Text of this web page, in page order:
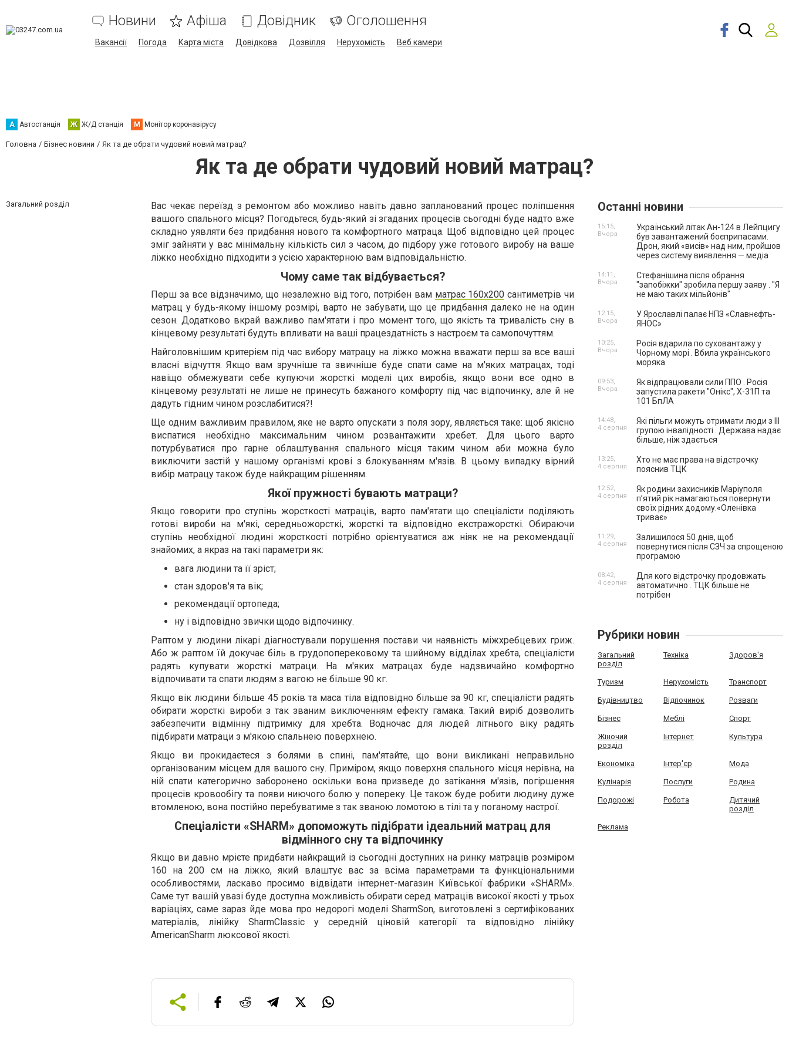
Новини Афіша Довідник Оголошення
Вакансії Погода Карта міста Довідкова Дозвілля Нерухомість Веб камери
А Автостанція Ж Ж/Д станція М Монітор коронавірусу
Головна Бізнес новини Як та де обрати чудовий новий матрац?
Як та де обрати чудовий новий матрац?
Загальний розділ
Вас чекає переїзд з ремонтом або можливо навіть давно запланований процес поліпшення
вашого спального місця? Погодьтеся, будь-який зі згаданих процесів сьогодні буде надто вже
складно уявляти без придбання нового та комфортного матраца. Щоб відповідно цей процес
зміг зайняти у вас мінімальну кількість сил з часом, до підбору уже готового виробу на ваше
ліжко необхідно підходити з усією характерною вам відповідальністю.
Чому саме так відбувається?
Перш за все відзначимо, що незалежно від того, потрібен вам матрас 160х200 сантиметрів чи
матрац у будь-якому іншому розмірі, варто не забувати, що це придбання далеко не на один
сезон. Додатково вкрай важливо пам'ятати і про момент того, що якість та тривалість сну в
кінцевому результаті будуть впливати на ваші працездатність з настроєм та самопочуттям.
Найголовнішим критерієм під час вибору матрацу на ліжко можна вважати перш за все ваші
власні відчуття. Якщо вам зручніше та звичніше буде спати саме на м'яких матрацах, тоді
навіщо обмежувати себе купуючи жорсткі моделі цих виробів, якщо вони все одно в
кінцевому результаті не лише не принесуть бажаного комфорту під час відпочинку, але й не
дадуть гідним чином розслабитися?!
Ще одним важливим правилом, яке не варто опускати з поля зору, являється таке: щоб якісно
виспатися необхідно максимальним чином розвантажити хребет. Для цього варто
потурбуватися про гарне облаштування спального місця таким чином аби можна було
виключити застій у нашому організмі крові з блокуванням м'язів. В цьому випадку вірний
вибір матрацу також буде найкращим рішенням.
Якої пружності бувають матраци?
Якщо говорити про ступінь жорсткості матраців, варто пам'ятати що спеціалісти поділяють
готові вироби на м'які, середньожорсткі, жорсткі та відповідно екстражорсткі. Обираючи
ступінь необхідної людині жорсткості потрібно орієнтуватися аж ніяк не на рекомендації
знайомих, а якраз на такі параметри як:
вага людини та її зріст;
стан здоров'я та вік;
рекомендації ортопеда;
ну і відповідно звички щодо відпочинку.
Раптом у людини лікарі діагностували порушення постави чи наявність міжхребцевих гриж.
Або ж раптом їй докучає біль в грудопоперековому та шийному відділах хребта, спеціалісти
радять купувати жорсткі матраци. На м'яких матрацах буде надзвичайно комфортно
відпочивати та спати людям з вагою не більше 90 кг.
Якщо вік людини більше 45 років та маса тіла відповідно більше за 90 кг, спеціалісти радять
обирати жорсткі вироби з так званим виключенням ефекту гамака. Такий виріб дозволить
забезпечити відмінну підтримку для хребта. Водночас для людей літнього віку радять
підбирати матраци з м'якою спальнею поверхнею.
Якщо ви прокидаєтеся з болями в спині, пам'ятайте, що вони викликані неправильно
організованим місцем для вашого сну. Приміром, якщо поверхня спального місця нерівна, на
ній спати категорично заборонено оскільки вона призведе до затікання м'язів, погіршення
процесів кровообігу та появи ниючого болю у попереку. Це також буде робити людину дуже
втомленою, вона постійно перебуватиме з так званою ломотою в тілі та у поганому настрої.
Спеціалісти «SHARM» допоможуть підібрати ідеальний матрац для
відмінного сну та відпочинку
Якщо ви давно мрієте придбати найкращий із сьогодні доступних на ринку матраців розміром
160 на 200 см на ліжко, який влаштує вас за всіма параметрами та функціональними
особливостями, ласкаво просимо відвідати інтернет-магазин Київської фабрики «SHARM».
Саме тут вашій увазі буде доступна можливість обирати серед матраців високої якості у трьох
варіаціях, саме зараз йде мова про недорогі моделі SharmSon, виготовлені з сертифікованих
матеріалів, лінійку SharmClassic у середній ціновій категорії та відповідно лінійку
AmericanSharm люксової якості.
Останні новини
Український літак Ан-124 в Лейпцигу
був завантажений боєприпасами.
Дрон, який «висів» над ним, пройшов
через систему виявлення — медіа
15:15,
Вчора
Стефанішина після обрання
"запобіжки" зробила першу заяву . "Я
не маю таких мільйонів"
14:11,
Вчора
У Ярославлі палає НПЗ «Славнєфть-
ЯНОС»
12:15,
Вчора
Росія вдарила по суховантажу у
Чорному морі . Вбила українського
моряка
10:25,
Вчора
Як відпрацювали сили ППО . Росія
запустила ракети "Онікс", Х-31П та
101 БпЛА
09:53,
Вчора
Які пільги можуть отримати люди з III
групою інвалідності . Держава надає
більше, ніж здається
14:48,
4 серпня
Хто не має права на відстрочку
пояснив ТЦК
13:25,
4 серпня
Як родини захисників Маріуполя
пʼятий рік намагаються повернути
своїх рідних додому.«Оленівка
триває»
12:52,
4 серпня
Залишилося 50 днів, щоб
повернутися після СЗЧ за спрощеною
програмою
11:29,
4 серпня
Для кого відстрочку продовжать
автоматично . ТЦК більше не
потрібен
08:42,
4 серпня
Рубрики новин
Загальний
розділ
Техніка Здоров'я
Туризм Нерухомість Транспорт
Будівництво Відпочинок Розваги
Бізнес Меблі Спорт
Жіночий
розділ
Інтернет Культура
Економіка Інтер'єр Мода
Кулінарія Послуги Родина
Подорожі Робота
Дитячий
розділ
Реклама